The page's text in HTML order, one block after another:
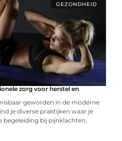
GEZONDHEID
zorg voor herstel en
geworden in de moderne
je diverse praktijken waar je
bij pijnklachten,